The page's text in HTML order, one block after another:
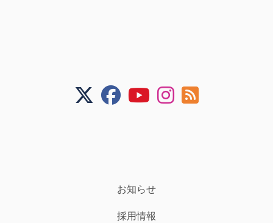
お知らせ
採用情報